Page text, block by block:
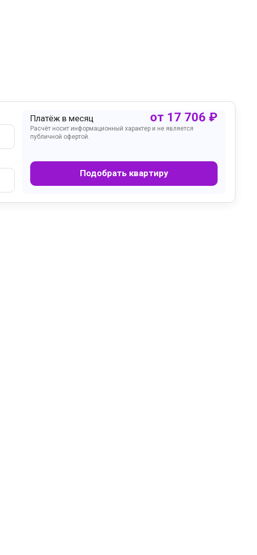
Платёж в месяц от 17 706 ₽
Расчёт носит информационный характер и не является
публичной офертой.
Подобрать квартиру